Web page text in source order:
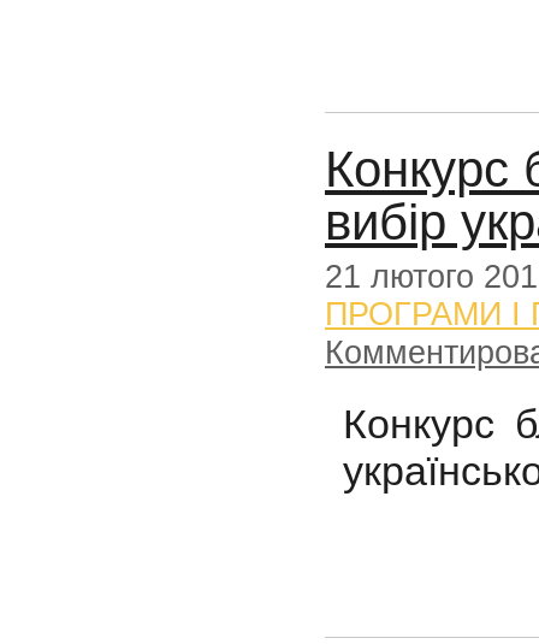
Конкурс
вибір
21 лютого
ПРОГРАМИ І
Конкурс